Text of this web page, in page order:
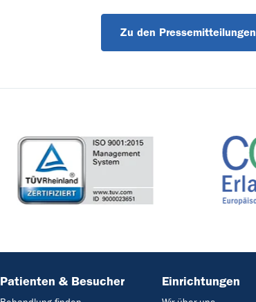
Zu den Pressemitteilungen
Patienten & Besucher Einrichtungen